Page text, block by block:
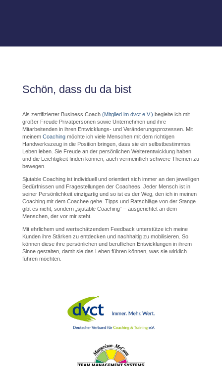
Schön, dass du da bist
Als zertifizierter Business Coach (Mitglied im dvct e.V.) begleite ich mit
großer Freude Privatpersonen sowie Unternehmen und ihre
Mitarbeitenden in ihren Entwicklungs- und Veränderungsprozessen. Mit
meinem Coachingmöchte ich viele Menschen mit dem richtigen
Handwerkszeug in die Position bringen, dass sie ein selbstbestimmtes
Leben leben. Sie Freude an der persönlichen Weiterentwicklung haben
und die Leichtigkeit finden können, auch vermeintlich schwere Themen zu
bewegen.
Sjutable Coaching ist individuell und orientiert sich immer an den jeweiligen
Bedürfnissen und Fragestellungen der Coachees. Jeder Mensch ist in
seiner Persönlichkeit einzigartig und so ist es der Weg, den ich in meinen
Coaching mit dem Coachee gehe. Tipps und Ratschläge von der Stange
gibt es nicht, sondern „sjutable Coaching“ – ausgerichtet an dem
Menschen, der vor mir steht.
Mit ehrlichem und wertschätzendem Feedback unterstütze ich meine
Kunden ihre Stärken zu entdecken und nachhaltig zu mobilisieren. So
können diese ihre persönlichen und beruflichen Entwicklungen in ihrem
Sinne gestalten, damit sie das Leben führen können, was sie wirklich
führen möchten.